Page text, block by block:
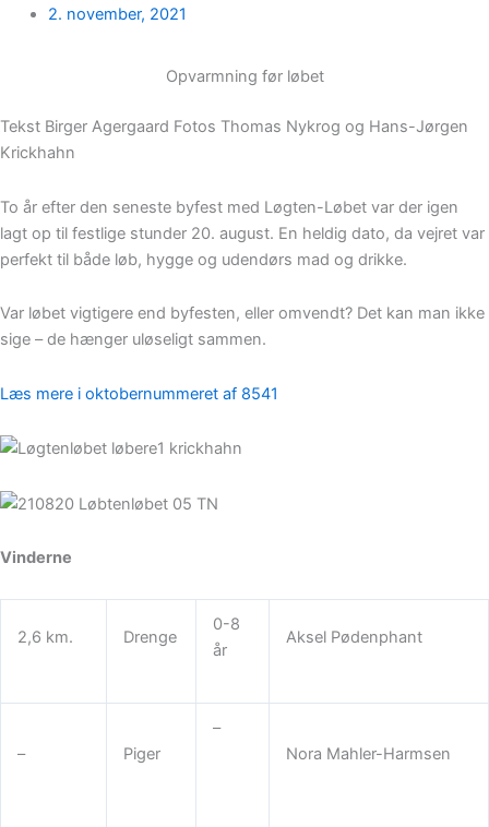
2. november, 2021
Opvarmning før løbet
Tekst Birger Agergaard Fotos Thomas Nykrog og Hans-Jørgen
Krickhahn
To år efter den seneste byfest med Løgten-Løbet var der igen
lagt op til festlige stunder 20. august. En heldig dato, da vejret var
perfekt til både løb, hygge og udendørs mad og drikke.
Var løbet vigtigere end byfesten, eller omvendt? Det kan man ikke
sige – de hænger uløseligt sammen.
Læs mere i oktobernummeret af 8541
Vinderne
2,6 km. Drenge
0-8
år
Aksel Pødenphant
– Piger
–
Nora Mahler-Harmsen